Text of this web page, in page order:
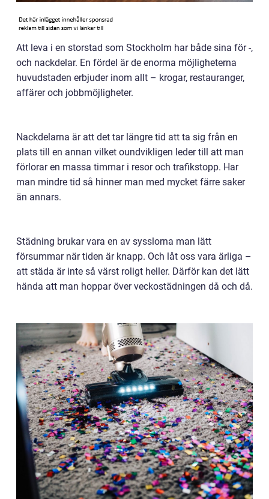
Att leva i en storstad som Stockholm har både sina för -,
och nackdelar. En fördel är de enorma möjligheterna
huvudstaden erbjuder inom allt – krogar, restauranger,
affärer och jobbmöjligheter.
Nackdelarna är att det tar längre tid att ta sig från en
plats till en annan vilket oundvikligen leder till att man
förlorar en massa timmar i resor och trafikstopp. Har
man mindre tid så hinner man med mycket färre saker
än annars.
Städning brukar vara en av sysslorna man lätt
försummar när tiden är knapp. Och låt oss vara ärliga –
att städa är inte så värst roligt heller. Därför kan det lätt
hända att man hoppar över veckostädningen då och då.